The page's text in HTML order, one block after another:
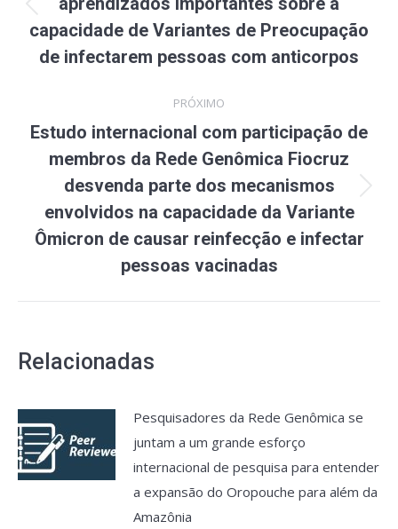
post:
Post
anterior:
capacidade de Variantes de Preocupação
de infectarem pessoas com anticorpos
PRÓXIMO
Próximo
post:
Estudo internacional com participação de
membros da Rede Genômica Fiocruz
desvenda parte dos mecanismos
envolvidos na capacidade da Variante
Ômicron de causar reinfecção e infectar
pessoas vacinadas
Relacionadas
Pesquisadores da Rede Genômica se
juntam a um grande esforço
internacional de pesquisa para entender
a expansão do Oropouche para além da
Amazônia